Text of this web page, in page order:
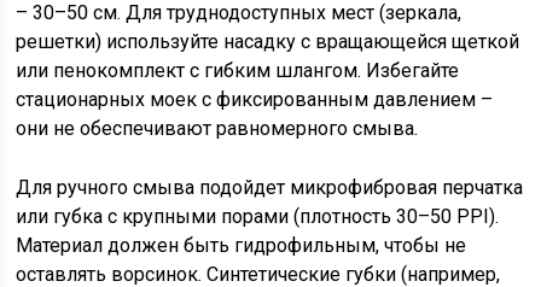
– 30–50 см. Для труднодоступных мест (зеркала,
решетки) используйте насадку с вращающейся щеткой
или пенокомплект с гибким шлангом. Избегайте
стационарных моек с фиксированным давлением –
они не обеспечивают равномерного смыва.
Для ручного смыва подойдет микрофибровая перчатка
или губка с крупными порами (плотность 30–50 PPI).
Материал должен быть гидрофильным, чтобы не
оставлять ворсинок. Синтетические губки (например,